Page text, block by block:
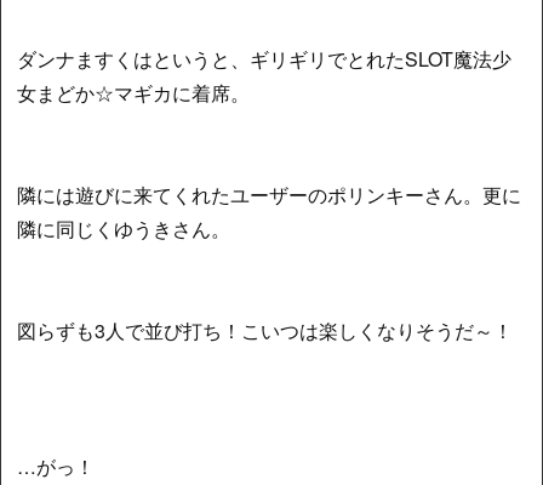
ダンナますくはというと、ギリギリでとれたSLOT魔法少
女まどか☆マギカに着席。
隣には遊びに来てくれたユーザーのポリンキーさん。更に
隣に同じくゆうきさん。
図らずも3人で並び打ち！こいつは楽しくなりそうだ～！
…がっ！